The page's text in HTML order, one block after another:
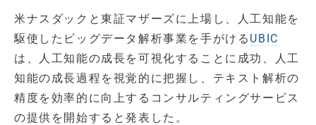
米ナスダックと東証マザーズに上場し、人工知能を
駆使したビッグデータ解析事業を手がける UBIC
は、人工知能の成長を可視化することに成功、人工
知能の成長過程を視覚的に把握し、テキスト解析の
精度を効率的に向上するコンサルティングサービス
の提供を開始すると発表した。